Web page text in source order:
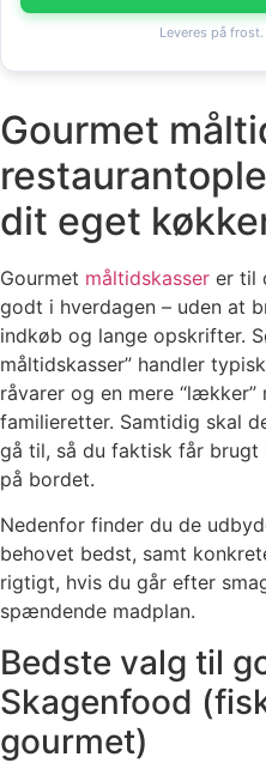
Leveres på
Gourmet
dit eget
Gourmet måltidskasser er til
godt i hverdagen – uden at
indkøb og lange opskrifter.
måltidskasser” handler
råvarer og en mere
familieretter. Samtidig skal
gå til, så du faktisk får brugt
på bordet.
Nedenfor finder du de
behovet bedst, samt
rigtigt, hvis du går efter
spændende madplan.
Bedste valg til
Skagenfood
gourmet)